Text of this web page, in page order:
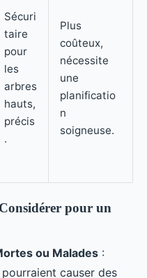
Sécuri
taire
pour
les
arbres
hauts,
précis
.
Plus
coûteux,
nécessite
une
planificatio
n
soigneuse.
pour un
ou Malades :
causer des